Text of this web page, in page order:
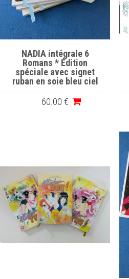
NADIA intégrale 6
Romans * Édition
spéciale avec signet
ruban en soie bleu ciel
60 .00 €